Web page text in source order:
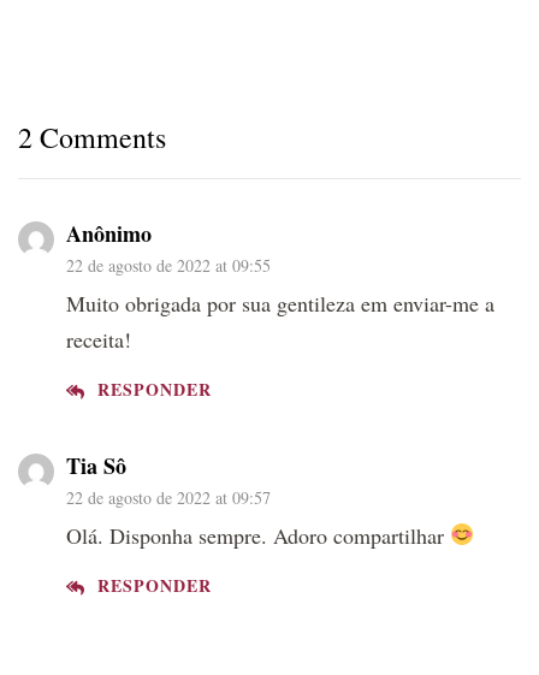
2 Comments
Anônimo
22 de agosto de 2022 at 09:55
RESPONDER
Muito obrigada por sua gentileza em enviar-me a
receita!
Tia Sô
22 de agosto de 2022 at 09:57
RESPONDER
Olá. Disponha sempre. Adoro compartilhar